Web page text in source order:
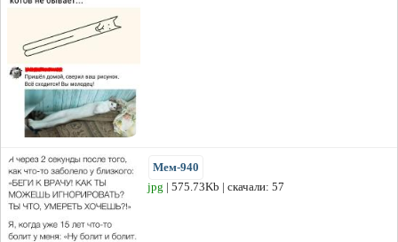
Мем-940
jpg | 575.73Kb | скачали: 57